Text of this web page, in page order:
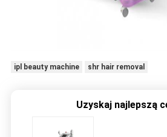
ipl beauty machine shr hair removal
Uzyskaj najlepszą